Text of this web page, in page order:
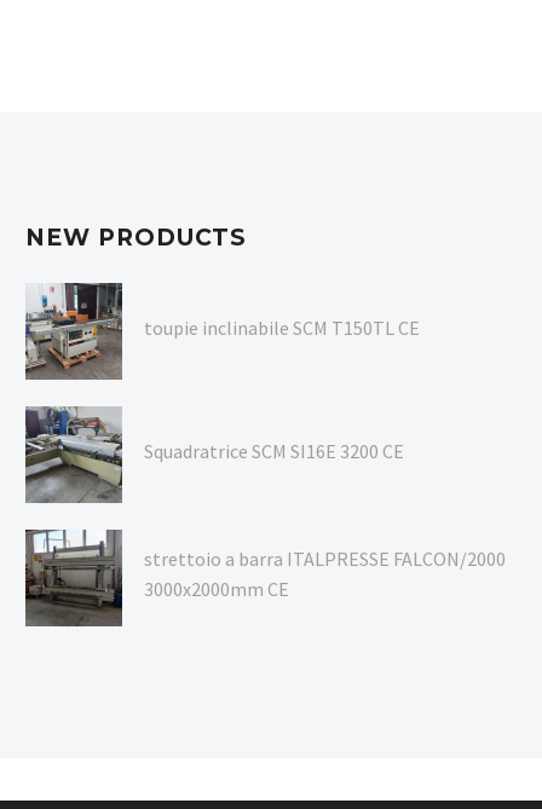
NEW PRODUCTS
toupie inclinabile SCM T150TL CE
Squadratrice SCM SI16E 3200 CE
strettoio a barra ITALPRESSE FALCON/2000
3000x2000mm CE